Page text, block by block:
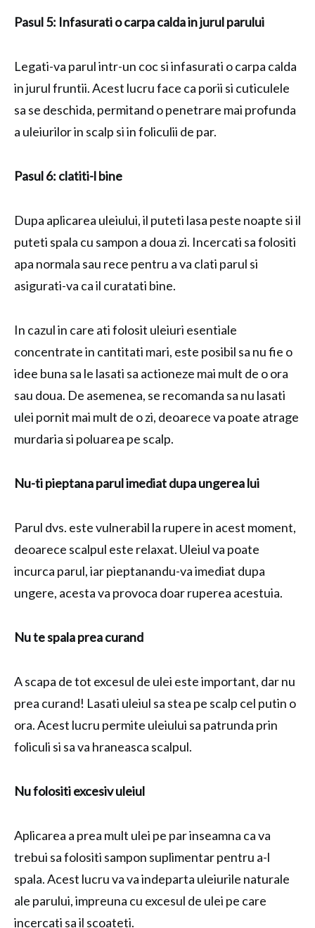
Pasul 5: Infasurati o carpa calda in jurul parului
Legati-va parul intr-un coc si infasurati o carpa calda
in jurul fruntii. Acest lucru face ca porii si cuticulele
sa se deschida, permitand o penetrare mai profunda
a uleiurilor in scalp si in foliculii de par.
Pasul 6: clatiti-l bine
Dupa aplicarea uleiului, il puteti lasa peste noapte si il
puteti spala cu sampon a doua zi. Incercati sa folositi
apa normala sau rece pentru a va clati parul si
asigurati-va ca il curatati bine.
In cazul in care ati folosit uleiuri esentiale
concentrate in cantitati mari, este posibil sa nu fie o
idee buna sa le lasati sa actioneze mai mult de o ora
sau doua. De asemenea, se recomanda sa nu lasati
ulei pornit mai mult de o zi, deoarece va poate atrage
murdaria si poluarea pe scalp.
Nu-ti pieptana parul imediat dupa ungerea lui
Parul dvs. este vulnerabil la rupere in acest moment,
deoarece scalpul este relaxat. Uleiul va poate
incurca parul, iar pieptanandu-va imediat dupa
ungere, acesta va provoca doar ruperea acestuia.
Nu te spala prea curand
A scapa de tot excesul de ulei este important, dar nu
prea curand! Lasati uleiul sa stea pe scalp cel putin o
ora. Acest lucru permite uleiului sa patrunda prin
foliculi si sa va hraneasca scalpul.
Nu folositi excesiv uleiul
Aplicarea a prea mult ulei pe par inseamna ca va
trebui sa folositi sampon suplimentar pentru a-l
spala. Acest lucru va va indeparta uleiurile naturale
ale parului, impreuna cu excesul de ulei pe care
incercati sa il scoateti.